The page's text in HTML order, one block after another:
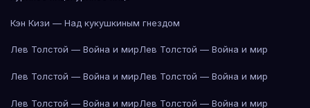
Кэн Кизи — Над кукушкиным гнездом
Лев Толстой — Война и мирЛев Толстой — Война и мир
Лев Толстой — Война и мирЛев Толстой — Война и мир
Лев Толстой — Война и мирЛев Толстой — Война и мир